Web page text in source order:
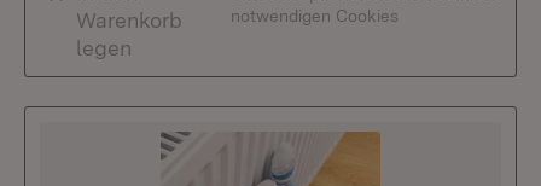
Warenkorb
legen
notwendigen Cookies